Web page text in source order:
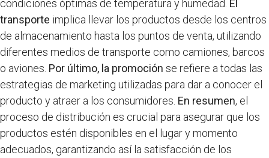
condiciones óptimas de temperatura y humedad. El
transporte implica llevar los productos desde los centros
de almacenamiento hasta los puntos de venta, utilizando
diferentes medios de transporte como camiones, barcos
o aviones. Por último, la promoción se refiere a todas las
estrategias de marketing utilizadas para dar a conocer el
producto y atraer a los consumidores. En resumen, el
proceso de distribución es crucial para asegurar que los
productos estén disponibles en el lugar y momento
adecuados, garantizando así la satisfacción de los